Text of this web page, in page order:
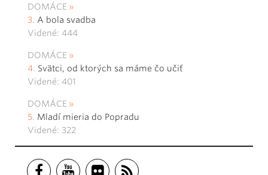
DOMÁCE
A bola svadba
Videné: 444
DOMÁCE
Svätci, od ktorých sa máme čo učiť
Videné: 401
DOMÁCE
Mladí mieria do Popradu
Videné: 322